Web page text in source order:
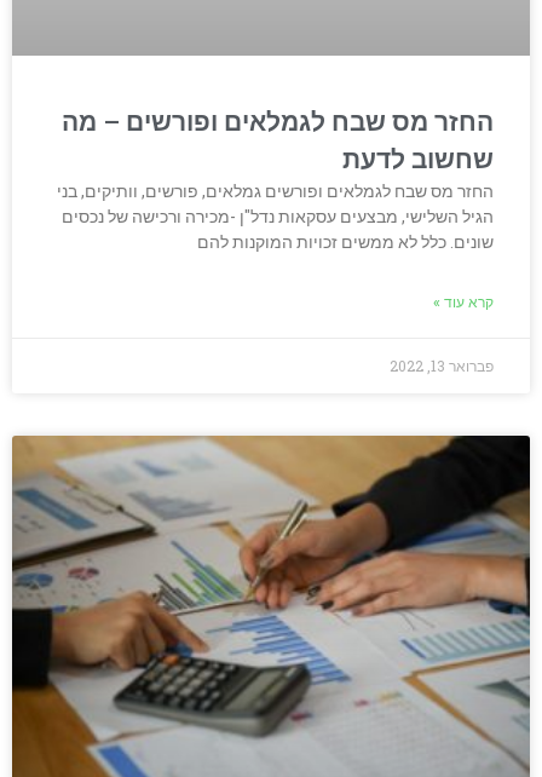
החזר מס שבח לגמלאים ופורשים – מה
שחשוב לדעת
החזר מס שבח לגמלאים ופורשים גמלאים, פורשים, וותיקים, בני
הגיל השלישי, מבצעים עסקאות נדל"ן -מכירה ורכישה של נכסים
שונים. כלל לא ממשים זכויות המוקנות להם
קרא עוד »
פברואר 13, 2022